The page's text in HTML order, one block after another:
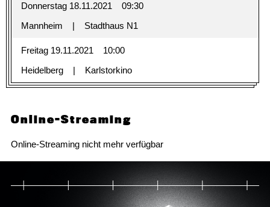
Donnerstag 18.11.2021
09:30
Mannheim
Stadthaus N1
Freitag 19.11.2021
10:00
Heidelberg
Karlstorkino
Online-Streaming
Online-Streaming nicht mehr verfügbar